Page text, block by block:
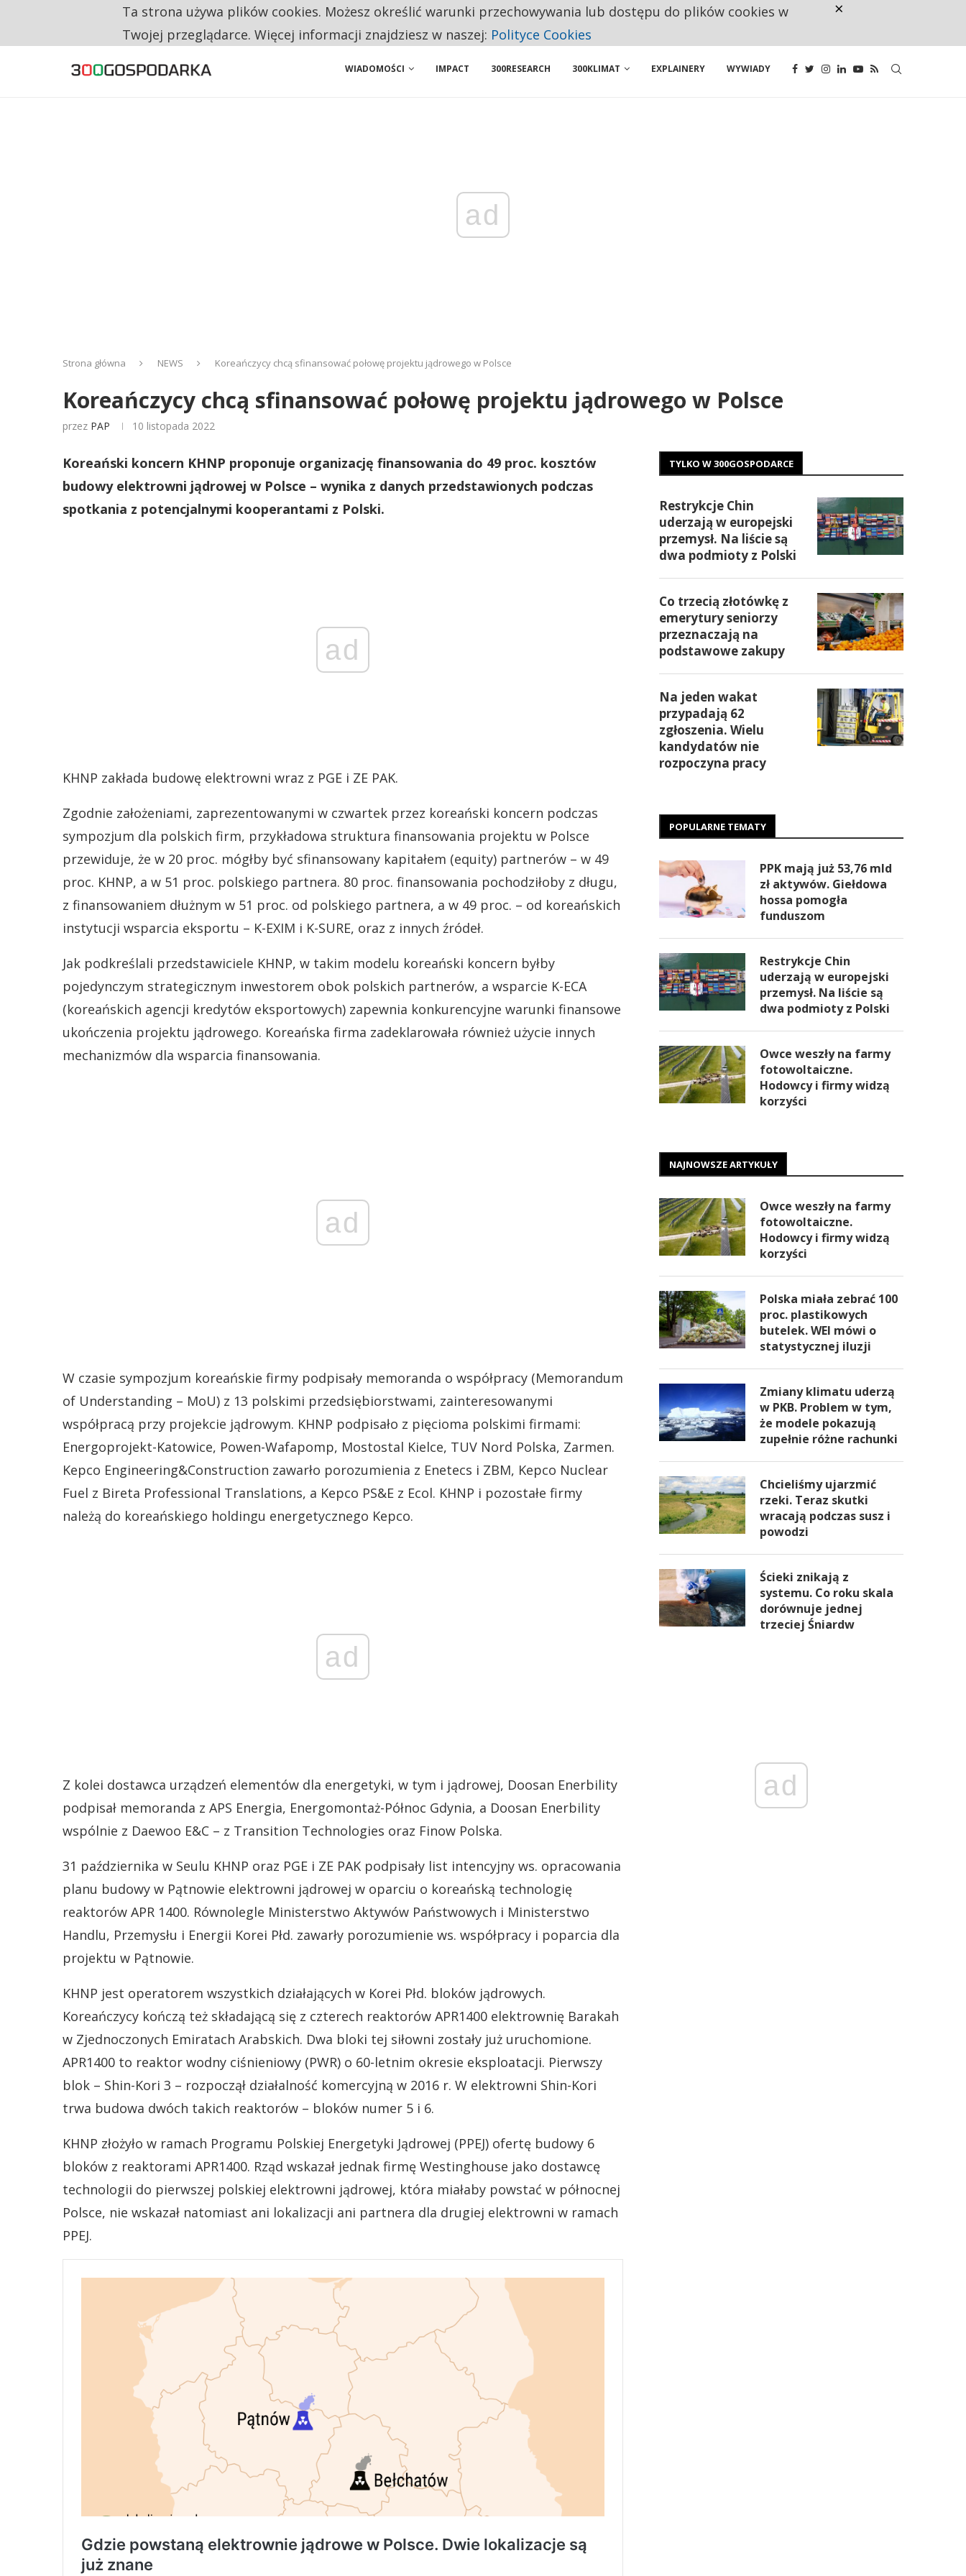
NA JEDEN WAKAT PRZYPADAJĄ 62 ZGŁOSZENIA. WIELU KANDYDATÓW NIE ROZPOCZYNA PRACY
WIADOMOŚCI IMPACT 300RESEARCH 300KLIMAT EXPLAINERY WYWIADY
ad
Strona główna NEWS Koreańczycy chcą sfinansować połowę projektu jądrowego w Polsce
Koreańczycy chcą sfinansować połowę projektu jądrowego w Polsce
przez PAP 10 listopada 2022
Koreański koncern KHNP proponuje organizację finansowania do 49 proc. kosztów
budowy elektrowni jądrowej w Polsce – wynika z danych przedstawionych podczas
spotkania z potencjalnymi kooperantami z Polski.
ad
KHNP zakłada budowę elektrowni wraz z PGE i ZE PAK.
Zgodnie założeniami, zaprezentowanymi w czwartek przez koreański koncern podczas
sympozjum dla polskich firm, przykładowa struktura finansowania projektu w Polsce
przewiduje, że w 20 proc. mógłby być sfinansowany kapitałem (equity) partnerów – w 49
proc. KHNP, a w 51 proc. polskiego partnera. 80 proc. finansowania pochodziłoby z długu,
z finansowaniem dłużnym w 51 proc. od polskiego partnera, a w 49 proc. – od koreańskich
instytucji wsparcia eksportu – K-EXIM i K-SURE, oraz z innych źródeł.
Jak podkreślali przedstawiciele KHNP, w takim modelu koreański koncern byłby
pojedynczym strategicznym inwestorem obok polskich partnerów, a wsparcie K-ECA
(koreańskich agencji kredytów eksportowych) zapewnia konkurencyjne warunki finansowe
ukończenia projektu jądrowego. Koreańska firma zadeklarowała również użycie innych
mechanizmów dla wsparcia finansowania.
ad
W czasie sympozjum koreańskie firmy podpisały memoranda o współpracy (Memorandum
of Understanding – MoU) z 13 polskimi przedsiębiorstwami, zainteresowanymi
współpracą przy projekcie jądrowym. KHNP podpisało z pięcioma polskimi firmami:
Energoprojekt-Katowice, Powen-Wafapomp, Mostostal Kielce, TUV Nord Polska, Zarmen.
Kepco Engineering&Construction zawarło porozumienia z Enetecs i ZBM, Kepco Nuclear
Fuel z Bireta Professional Translations, a Kepco PS&E z Ecol. KHNP i pozostałe firmy
należą do koreańskiego holdingu energetycznego Kepco.
ad
Z kolei dostawca urządzeń elementów dla energetyki, w tym i jądrowej, Doosan Enerbility
podpisał memoranda z APS Energia, Energomontaż-Północ Gdynia, a Doosan Enerbility
wspólnie z Daewoo E&C – z Transition Technologies oraz Finow Polska.
31 października w Seulu KHNP oraz PGE i ZE PAK podpisały list intencyjny ws. opracowania
planu budowy w Pątnowie elektrowni jądrowej w oparciu o koreańską technologię
reaktorów APR 1400. Równolegle Ministerstwo Aktywów Państwowych i Ministerstwo
Handlu, Przemysłu i Energii Korei Płd. zawarły porozumienie ws. współpracy i poparcia dla
projektu w Pątnowie.
KHNP jest operatorem wszystkich działających w Korei Płd. bloków jądrowych.
Koreańczycy kończą też składającą się z czterech reaktorów APR1400 elektrownię Barakah
w Zjednoczonych Emiratach Arabskich. Dwa bloki tej siłowni zostały już uruchomione.
APR1400 to reaktor wodny ciśnieniowy (PWR) o 60-letnim okresie eksploatacji. Pierwszy
blok – Shin-Kori 3 – rozpoczął działalność komercyjną w 2016 r. W elektrowni Shin-Kori
trwa budowa dwóch takich reaktorów – bloków numer 5 i 6.
KHNP złożyło w ramach Programu Polskiej Energetyki Jądrowej (PPEJ) ofertę budowy 6
bloków z reaktorami APR1400. Rząd wskazał jednak firmę Westinghouse jako dostawcę
technologii do pierwszej polskiej elektrowni jądrowej, która miałaby powstać w północnej
Polsce, nie wskazał natomiast ani lokalizacji ani partnera dla drugiej elektrowni w ramach
PPEJ.
TYLKO W 300GOSPODARCE
Restrykcje Chin
uderzają w europejski
przemysł. Na liście są
dwa podmioty z Polski
Co trzecią złotówkę z
emerytury seniorzy
przeznaczają na
podstawowe zakupy
Na jeden wakat
przypadają 62
zgłoszenia. Wielu
kandydatów nie
rozpoczyna pracy
POPULARNE TEMATY
PPK mają już 53,76 mld
zł aktywów. Giełdowa
hossa pomogła
funduszom
Restrykcje Chin
uderzają w europejski
przemysł. Na liście są
dwa podmioty z Polski
Owce weszły na farmy
fotowoltaiczne.
Hodowcy i firmy widzą
korzyści
NAJNOWSZE ARTYKUŁY
Owce weszły na farmy
fotowoltaiczne.
Hodowcy i firmy widzą
korzyści
Polska miała zebrać 100
proc. plastikowych
butelek. WEI mówi o
statystycznej iluzji
Zmiany klimatu uderzą
w PKB. Problem w tym,
że modele pokazują
zupełnie różne rachunki
Chcieliśmy ujarzmić
rzeki. Teraz skutki
wracają podczas susz i
powodzi
Ścieki znikają z
systemu. Co roku skala
dorównuje jednej
trzeciej Śniardw
ad
Ta strona używa plików cookies. Możesz określić warunki przechowywania lub dostępu do plików cookies w
Twojej przeglądarce. Więcej informacji znajdziesz w naszej: Polityce Cookies
×